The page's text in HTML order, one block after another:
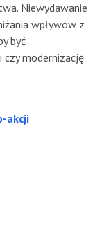
Niewydawanie
wpływów z
być
czy modernizację
akcji